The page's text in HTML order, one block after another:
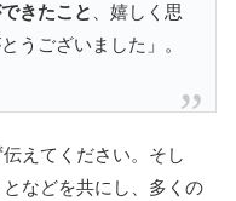
きたこと
、嬉しく思
うございました」。
伝えてください。そし
などを共にし、多くの